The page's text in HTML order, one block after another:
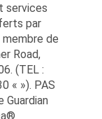
services
par
membre de
Road,
(TEL :
« »). PAS